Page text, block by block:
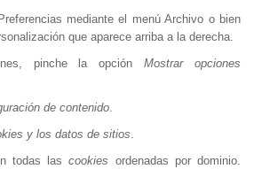
mediante el menú Archivo o bien
que aparece arriba a la derecha.
pinche la opciónMostrar opciones
de contenido.
y los datos de sitios.
todas lascookies ordenadas por dominio.